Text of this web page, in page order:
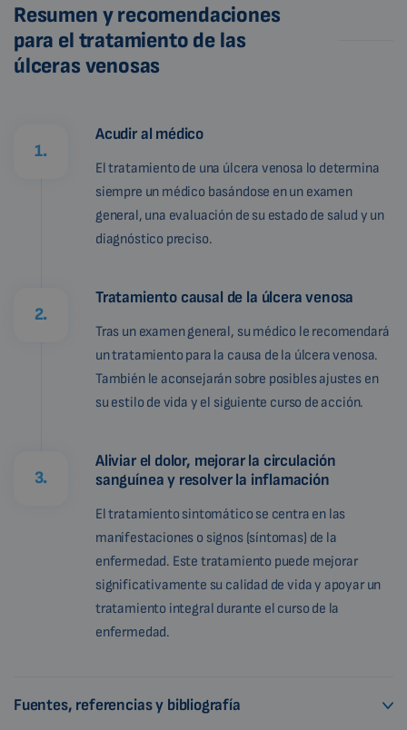
Resumen y recomendaciones
para el tratamiento de las
úlceras venosas
1.
Acudir al médico
El tratamiento de una úlcera venosa lo determina
siempre un médico basándose en un examen
general, una evaluación de su estado de salud y un
diagnóstico preciso.
2.
Tratamiento causal de la úlcera venosa
Tras un examen general, su médico le recomendará
un tratamiento para la causa de la úlcera venosa.
También le aconsejarán sobre posibles ajustes en
su estilo de vida y el siguiente curso de acción.
3.
Aliviar el dolor, mejorar la circulación
sanguínea y resolver la inflamación
El tratamiento sintomático se centra en las
manifestaciones o signos (síntomas) de la
enfermedad. Este tratamiento puede mejorar
significativamente su calidad de vida y apoyar un
tratamiento integral durante el curso de la
enfermedad.
Fuentes, referencias y bibliografía